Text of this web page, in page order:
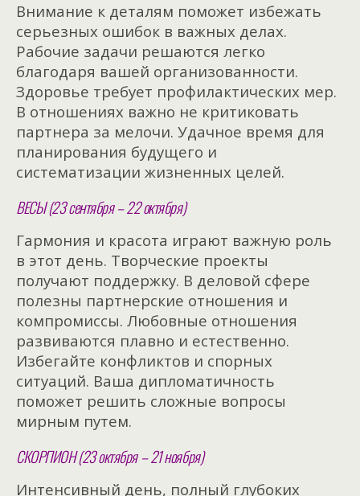
Внимание к деталям поможет избежать
серьезных ошибок в важных делах.
Рабочие задачи решаются легко
благодаря вашей организованности.
Здоровье требует профилактических мер.
В отношениях важно не критиковать
партнера за мелочи. Удачное время для
планирования будущего и
систематизации жизненных целей.
ВЕСЫ (23 сентября – 22 октября)
Гармония и красота играют важную роль
в этот день. Творческие проекты
получают поддержку. В деловой сфере
полезны партнерские отношения и
компромиссы. Любовные отношения
развиваются плавно и естественно.
Избегайте конфликтов и спорных
ситуаций. Ваша дипломатичность
поможет решить сложные вопросы
мирным путем.
СКОРПИОН (23 октября – 21 ноября)
Интенсивный день, полный глубоких